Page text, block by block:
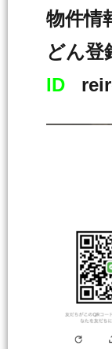
物件
どん登
ID